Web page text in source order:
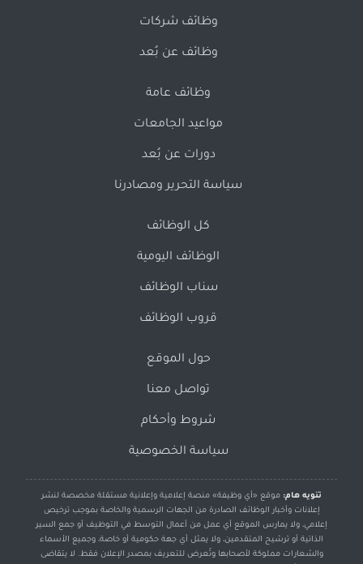
وظائف شركات
وظائف عن بُعد
وظائف عامة
مواعيد الجامعات
دورات عن بُعد
سياسة التحرير ومصادرنا
كل الوظائف
الوظائف اليومية
سناب الوظائف
قروب الوظائف
حول الموقع
تواصل معنا
شروط وأحكام
سياسة الخصوصية
تنويه هام: موقع «أي وظيفة» منصة إعلامية وإعلانية مستقلة مخصصة لنشر
إعلانات وأخبار الوظائف الصادرة من الجهات الرسمية والخاصة بموجب ترخيص
إعلامي، ولا يمارس الموقع أي عمل من أعمال التوسط في التوظيف أو جمع السير
الذاتية أو ترشيح المتقدمين، ولا يمثل أي جهة حكومية أو خاصة، وجميع الأسماء
والشعارات مملوكة لأصحابها وتُعرض للتعريف بمصدر الإعلان فقط. لا يتقاضى